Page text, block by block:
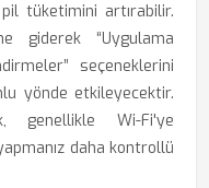
tüketimini artırabilir.
giderek “Uygulama
seçeneklerini
yönde etkileyecektir.
genellikle Wi-Fi'ye
daha kontrollü